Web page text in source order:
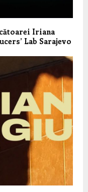
Iriana
Lab Sarajevo